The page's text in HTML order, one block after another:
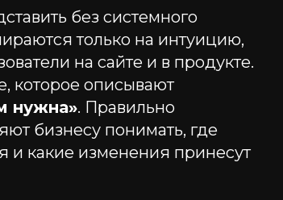
без системного
только на интуицию,
на сайте и в продукте.
которое описывают
нужна». Правильно
бизнесу понимать, где
и какие изменения принесут